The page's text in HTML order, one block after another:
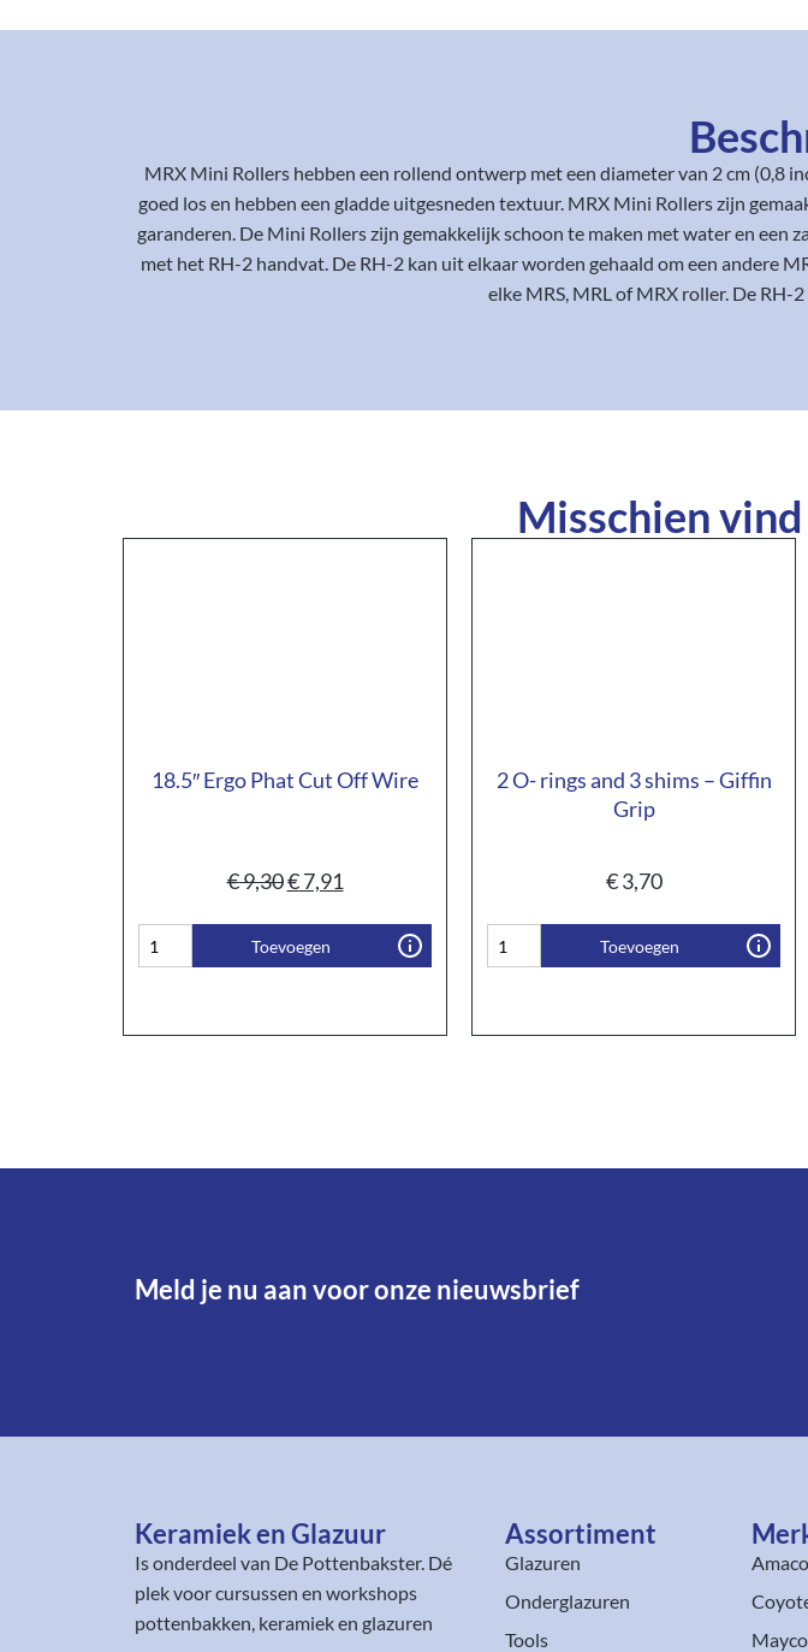
MRX Mini Rollers hebben een rollend ontwerp met een diameter van 2 cm (0,8
goed los en hebben een gladde uitgesneden textuur. MRX Mini Rollers zijn
garanderen. De Mini Rollers zijn gemakkelijk schoon te maken met water en
met het RH-2 handvat. De RH-2 kan uit elkaar worden gehaald om een andere
elke MRS, MRL of MRX roller. De
Misschien
18.5″ Ergo Phat Cut Off Wire
€9,30€7,91
Toevoegen
2 O- rings and 3 shims – Giffin
Grip
€3,70
Toevoegen
Meld je nu aan voor onze nieuwsbrief​
Keramiek en Glazuur​
Is onderdeel van De Pottenbakster. Dé
plek voor cursussen en workshops
pottenbakken, keramiek en glazuren
Assortiment​
Glazuren
Onderglazuren
Tools
Amaco
Mayco